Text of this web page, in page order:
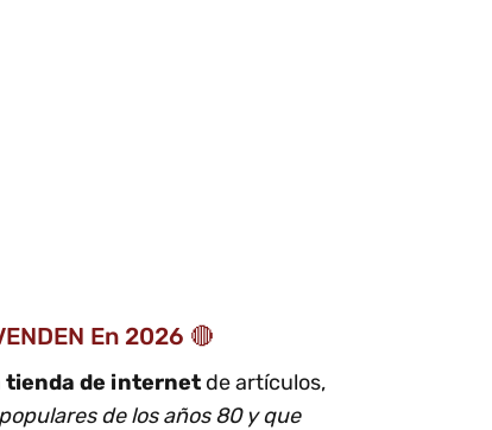
En 2026 🔴
tienda de internet de artículos,
de los años 80 y que